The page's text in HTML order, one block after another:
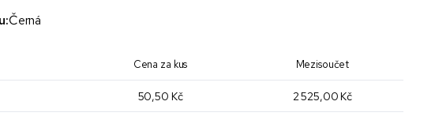
Černá
Cena za kus Mezisoučet
50,50 Kč 2 525,00 Kč